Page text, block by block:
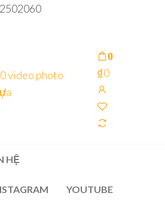
video photo
0
₫0
HỆ
YOUTUBE